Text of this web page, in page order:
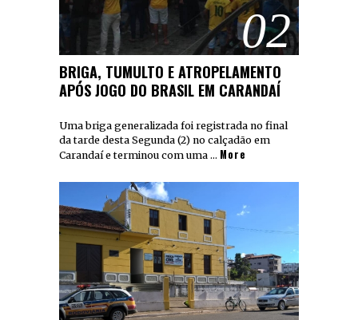
02
BRIGA, TUMULTO E ATROPELAMENTO
APÓS JOGO DO BRASIL EM CARANDAÍ
Uma briga generalizada foi registrada no final
da tarde desta Segunda (2) no calçadão em
Carandaí e terminou com uma … More